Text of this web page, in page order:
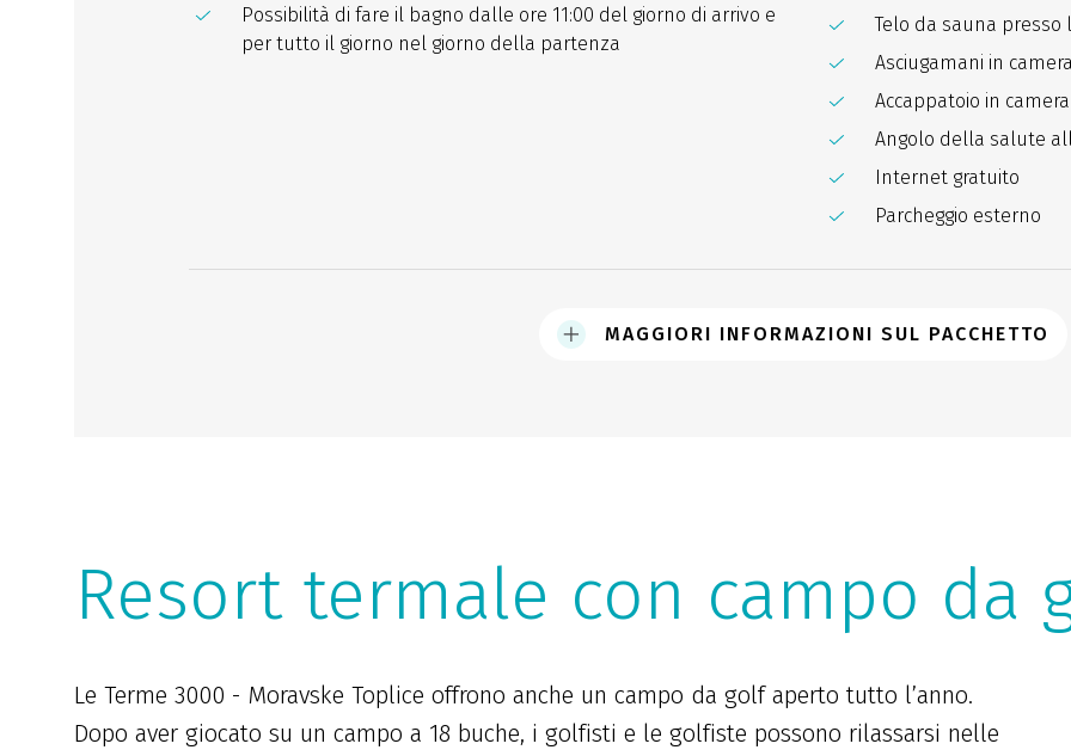
Possibilità di fare il bagno dalle ore 11:00 del giorno di arrivo e
per tutto il giorno nel giorno della partenza
Telo da sauna presso
Asciugamani in
Accappatoio in
Angolo della salute
Internet gratuito
Parcheggio esterno
MAGGIORI INFORMAZIONI SUL PACCHETTO
Resort termale con campo da
Le Terme 3000 - Moravske Toplice offrono anche un campo da golf aperto tutto l’anno.
Dopo aver giocato su un campo a 18 buche, i golfisti e le golfiste possono rilassarsi nelle